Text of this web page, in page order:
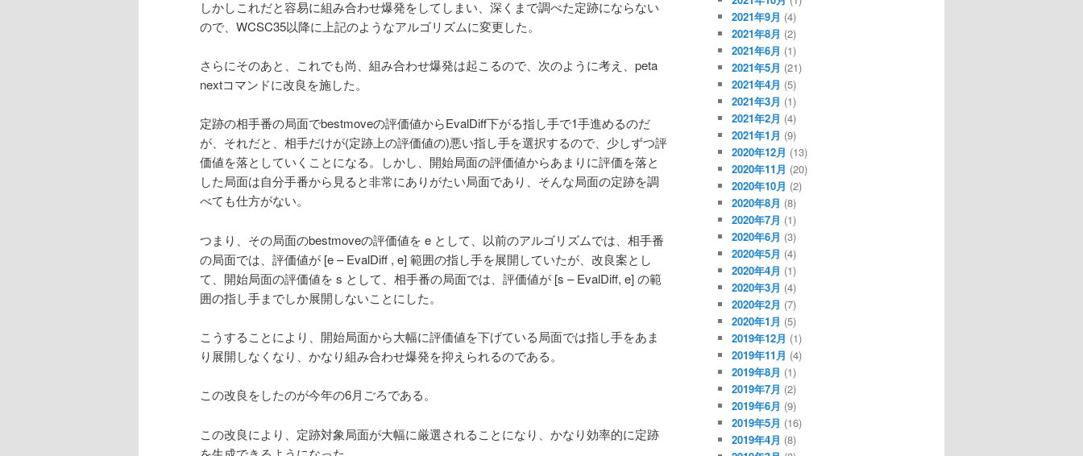
しかしこれだと容易に組み合わせ爆発をしてしまい、深くまで調べた定跡にならない
ので、WCSC35以降に上記のようなアルゴリズムに変更した。
さらにそのあと、これでも尚、組み合わせ爆発は起こるので、次のように考え、peta
nextコマンドに改良を施した。
定跡の相手番の局面でbestmoveの評価値からEvalDiff下がる指し手で1手進めるのだ
が、それだと、相手だけが(定跡上の評価値の)悪い指し手を選択するので、少しずつ評
価値を落としていくことになる。しかし、開始局面の評価値からあまりに評価を落と
した局面は自分手番から見ると非常にありがたい局面であり、そんな局面の定跡を調
べても仕方がない。
つまり、その局面のbestmoveの評価値を e として、以前のアルゴリズムでは、相手番
の局面では、評価値が [e – EvalDiff , e] 範囲の指し手を展開していたが、改良案とし
て、開始局面の評価値を s として、相手番の局面では、評価値が [s – EvalDiff, e] の範
囲の指し手までしか展開しないことにした。
こうすることにより、開始局面から大幅に評価値を下げている局面では指し手をあま
り展開しなくなり、かなり組み合わせ爆発を抑えられるのである。
この改良をしたのが今年の6月ごろである。
この改良により、定跡対象局面が大幅に厳選されることになり、かなり効率的に定跡
2021年9月 (4)
2021年8月 (2)
2021年6月 (1)
2021年5月 (21)
2021年4月 (5)
2021年3月 (1)
2021年2月 (4)
2021年1月 (9)
2020年12月 (13)
2020年11月 (20)
2020年10月 (2)
2020年8月 (8)
2020年7月 (1)
2020年6月 (3)
2020年5月 (4)
2020年4月 (1)
2020年3月 (4)
2020年2月 (7)
2020年1月 (5)
2019年12月 (1)
2019年11月 (4)
2019年8月 (1)
2019年7月 (2)
2019年6月 (9)
2019年5月 (16)
2019年4月 (8)